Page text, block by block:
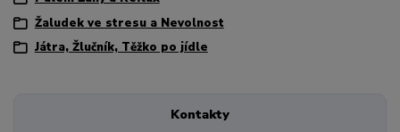
Žaludek ve stresu a Nevolnost
Játra, Žlučník, Těžko po jídle
Kontakty